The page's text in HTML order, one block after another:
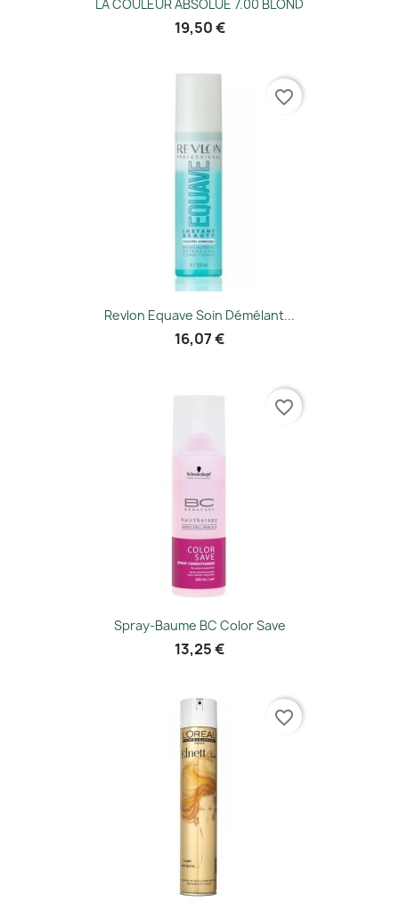
LA COULEUR ABSOLUE 7.00 BLOND
19,50 €
Revlon Equave Soin Démélant...
16,07 €
favorite_border
Spray-Baume BC Color Save
13,25 €
favorite_border
favorite_border